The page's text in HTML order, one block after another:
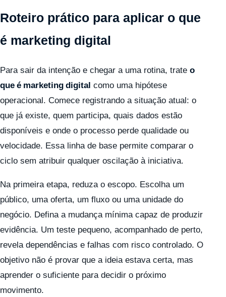
Roteiro prático para aplicar o que
é marketing digital
Para sair da intenção e chegar a uma rotina, trate o
que é marketing digital como uma hipótese
operacional. Comece registrando a situação atual: o
que já existe, quem participa, quais dados estão
disponíveis e onde o processo perde qualidade ou
velocidade. Essa linha de base permite comparar o
ciclo sem atribuir qualquer oscilação à iniciativa.
Na primeira etapa, reduza o escopo. Escolha um
público, uma oferta, um fluxo ou uma unidade do
negócio. Defina a mudança mínima capaz de produzir
evidência. Um teste pequeno, acompanhado de perto,
revela dependências e falhas com risco controlado. O
objetivo não é provar que a ideia estava certa, mas
aprender o suficiente para decidir o próximo
movimento.